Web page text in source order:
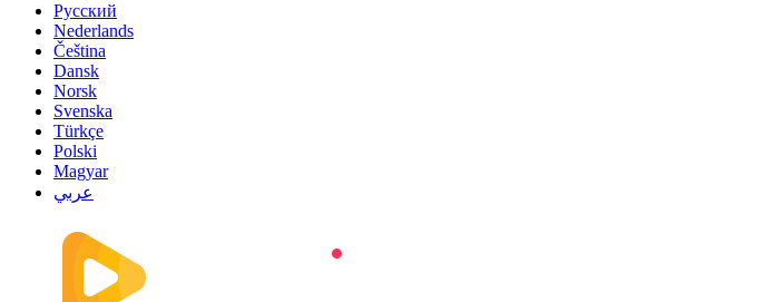
Русский
Nederlands
Čeština
Dansk
Norsk
Svenska
Türkçe
Polski
Magyar
عربي